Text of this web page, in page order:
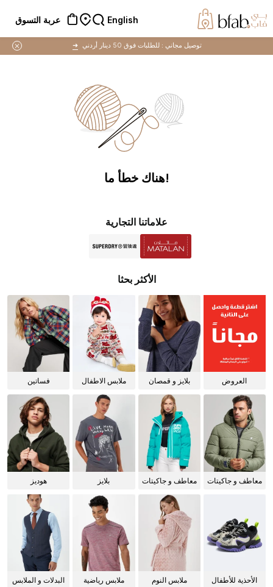
English عربة التسوق
توصيل مجاني : للطلبات فوق 50 دينار أردني ➜
!هناك خطأ ما
علاماتنا التجارية
الأكثر بحثا
العروض
بلايز و قمصان
ملابس الاطفال فساتين
معاطف و جاكيتات
معاطف و جاكيتات
بلايز هوديز
الأحذية للأطفال
ملابس النوم
ملابس رياضية
البدلات و الملابس